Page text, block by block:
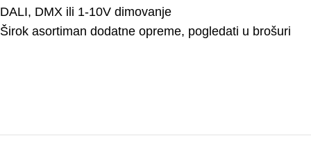
DALI, DMX ili 1-10V dimovanje
Širok asortiman dodatne opreme, pogledati u brošuri